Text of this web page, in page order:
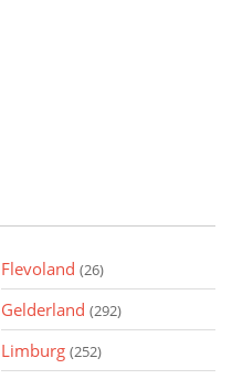
Flevoland (26)
Gelderland (292)
Limburg (252)